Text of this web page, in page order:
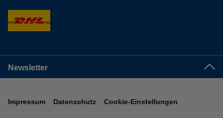
Newsletter
Impressum Datenschutz Cookie-Einstellungen